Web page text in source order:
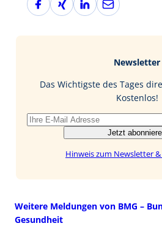
a
i
i
I
-
Newsletter
Das Wichtigste des Tages
Kostenlos!
Jetzt
Hinweis zum Newsletter
Weitere Meldungen von BMG –
Gesundheit